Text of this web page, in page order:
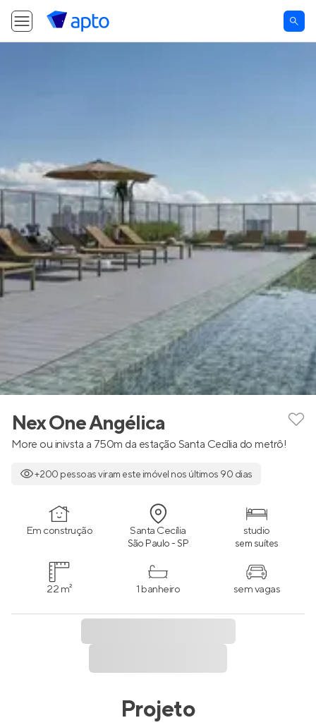
Nex One Angélica
More ou inivsta a 750m da estação Santa Cecília do metrô!
+200 pessoas viram este imóvel nos últimos 90 dias
Em construção Santa Cecília
São Paulo - SP
studio
sem suítes
22 m² 1 banheiro sem vagas
Projeto